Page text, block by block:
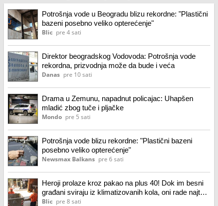
Potrošnja vode u Beogradu blizu rekordne: "Plastični
bazeni posebno veliko opterećenje"
Blic pre 4 sati
Direktor beogradskog Vodovoda: Potrošnja vode
rekordna, prizvodnja može da bude i veća
Danas pre 10 sati
Drama u Zemunu, napadnut policajac: Uhapšen
mladić zbog tuče i pljačke
Mondo pre 5 sati
Potrošnja vode blizu rekordne: "Plastični bazeni
posebno veliko opterećenje"
Newsmax Balkans pre 6 sati
Heroji prolaze kroz pakao na plus 40! Dok im besni
građani sviraju iz klimatizovanih kola, oni rade najteži
posao u gradu (video)
Blic pre 8 sati